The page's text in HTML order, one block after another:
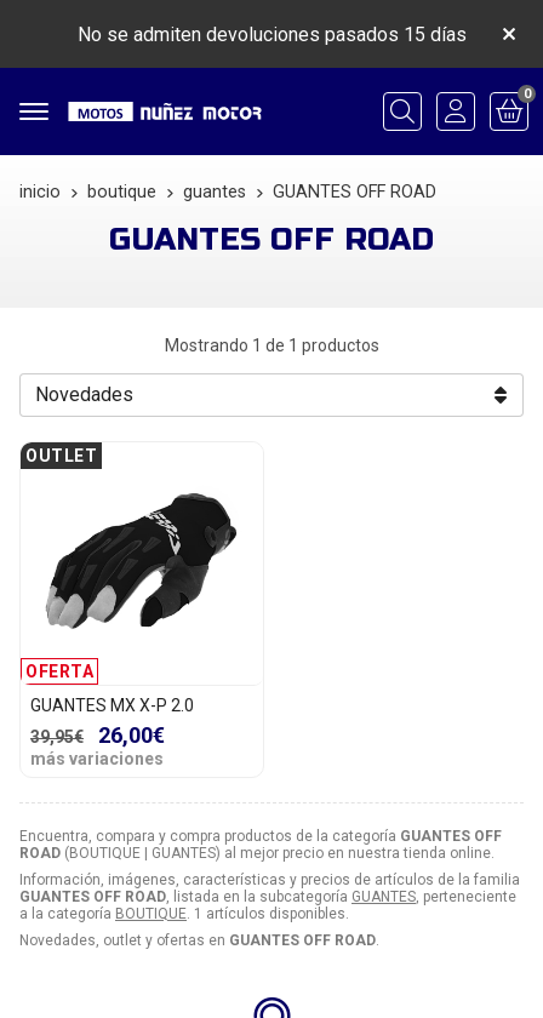
No se admiten devoluciones pasados 15 días
Buscar
0
inicio boutique guantes GUANTES OFF ROAD
GUANTES OFF ROAD
Encuentra, compara y compra productos de la categoría GUANTES OFF
ROAD (BOUTIQUE | GUANTES) al mejor precio en nuestra tienda online.
Información, imágenes, características y precios de artículos de la familia
GUANTES OFF ROAD, listada en la subcategoría GUANTES, perteneciente
a la categoría BOUTIQUE. 1 artículos disponibles.
Novedades, outlet y ofertas en GUANTES OFF ROAD.
Mostrando 1 de 1 productos
OFERTA
OUTLET
GUANTES MX X-P 2.0
39,95€
26,00€
más variaciones